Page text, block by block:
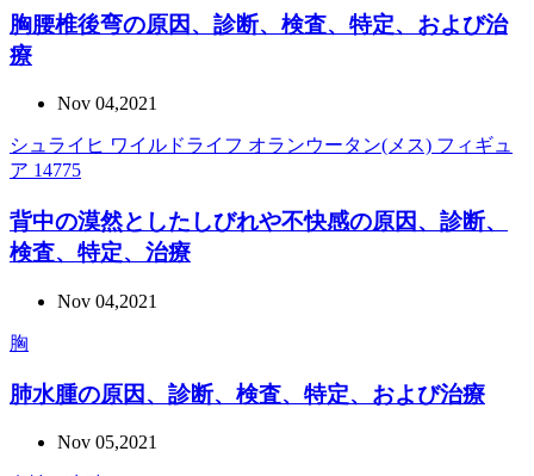
胸腰椎後弯の原因、診断、検査、特定、および治
療
Nov 04,2021
シュライヒ ワイルドライフ オランウータン(メス) フィギュ
ア 14775
背中の漠然としたしびれや不快感の原因、診断、
検査、特定、治療
Nov 04,2021
胸
肺水腫の原因、診断、検査、特定、および治療
Nov 05,2021